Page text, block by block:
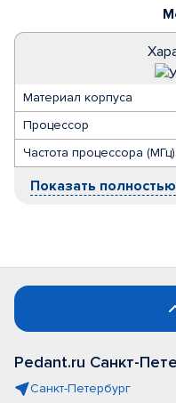
Материал корпуса
Процессор
Частота процессора (МГц)
Показать полностью
Pedant.ru Санкт-
Санкт-Петербург